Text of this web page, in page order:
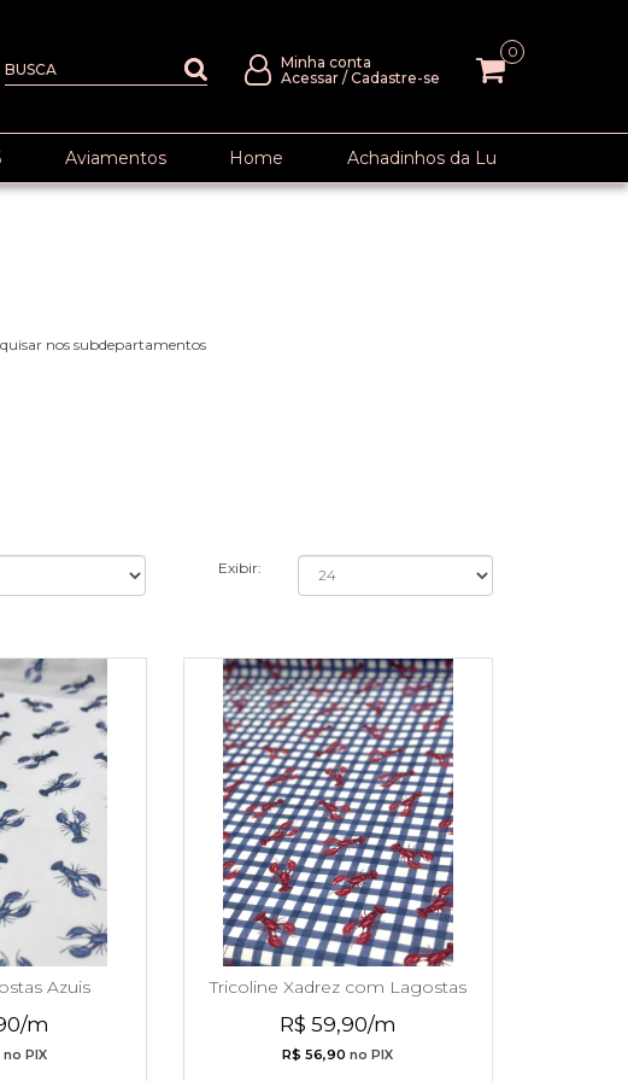
Minha conta
Acessar / Cadastre-se
0
Aviamentos Home Achadinhos da Lu
nos subdepartamentos
Exibir:
Azuis
m
no PIX
Tricoline Xadrez com Lagostas
R$ 59,90/m
R$ 56,90 no PIX